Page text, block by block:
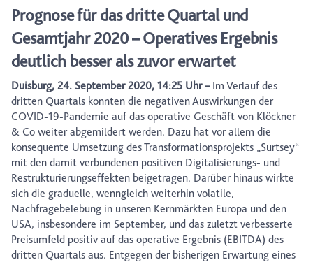
Prognose für das dritte Quartal und
Gesamtjahr 2020 – Operatives Ergebnis
deutlich besser als zuvor erwartet
Duisburg, 24. September 2020, 14:25 Uhr –Im Verlauf des
dritten Quartals konnten die negativen Auswirkungen der
COVID-19-Pandemie auf das operative Geschäft von Klöckner
& Co weiter abgemildert werden. Dazu hat vor allem die
konsequente Umsetzung des Transformationsprojekts „Surtsey“
mit den damit verbundenen positiven Digitalisierungs- und
Restrukturierungseffekten beigetragen. Darüber hinaus wirkte
sich die graduelle, wenngleich weiterhin volatile,
Nachfragebelebung in unseren Kernmärkten Europa und den
USA, insbesondere im September, und das zuletzt verbesserte
Preisumfeld positiv auf das operative Ergebnis (EBITDA) des
dritten Quartals aus. Entgegen der bisherigen Erwartung eines